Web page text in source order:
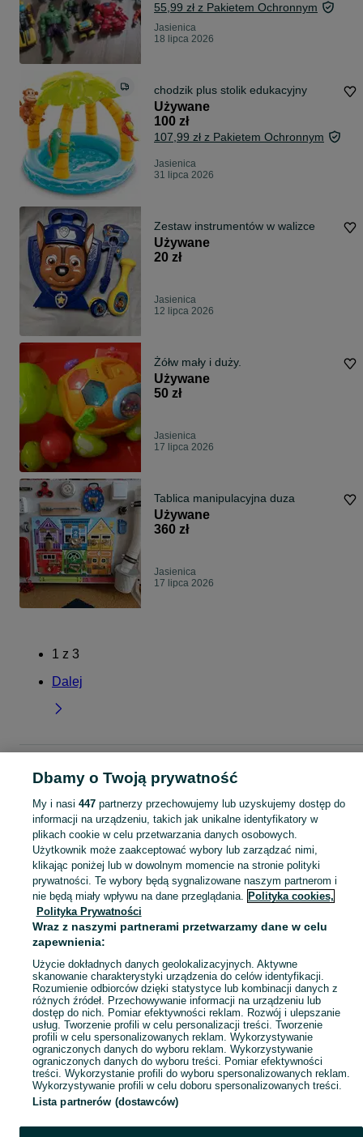
55,99 zł z Pakietem Ochronnym
Jasienica
18 lipca 2026
chodzik plus stolik edukacyjny
Używane
100 zł
107,99 zł z Pakietem Ochronnym
Jasienica
31 lipca 2026
Zestaw instrumentów w walizce
Używane
20 zł
Jasienica
12 lipca 2026
Żółw mały i duży.
Używane
50 zł
Jasienica
17 lipca 2026
Tablica manipulacyjna duza
Używane
360 zł
Jasienica
17 lipca 2026
1 z 3
Dalej
edukacyjne - Śląskie
Zabawki edukacyjne - Jasienica
KATEGORIA
domek ogrodowy dla dzieci,basen z kulkami,zabawki ogrodowe,zabawki
Zobacz
Mapa kategorii
Mapa miejscowości
Mapa ministron
Popularne wyszukiwania
Dbamy o Twoją prywatność
My i nasi 447partnerzy przechowujemy lub uzyskujemy dostęp do
informacji na urządzeniu, takich jak unikalne identyfikatory w
plikach cookie w celu przetwarzania danych osobowych.
Użytkownik może zaakceptować wybory lub zarządzać nimi,
klikając poniżej lub w dowolnym momencie na stronie polityki
prywatności. Te wybory będą sygnalizowane naszym partnerom i
nie będą miały wpływu na dane przeglądania. Polityka cookies,
Polityka Prywatności
Wraz z naszymi partnerami przetwarzamy dane w celu
zapewnienia:
Użycie dokładnych danych geolokalizacyjnych. Aktywne
skanowanie charakterystyki urządzenia do celów identyfikacji.
Rozumienie odbiorców dzięki statystyce lub kombinacji danych z
różnych źródeł. Przechowywanie informacji na urządzeniu lub
dostęp do nich. Pomiar efektywności reklam. Rozwój i ulepszanie
usług. Tworzenie profili w celu personalizacji treści. Tworzenie
profili w celu spersonalizowanych reklam. Wykorzystywanie
ograniczonych danych do wyboru reklam. Wykorzystywanie
ograniczonych danych do wyboru treści. Pomiar efektywności
treści. Wykorzystanie profili do wyboru spersonalizowanych reklam.
Wykorzystywanie profili w celu doboru spersonalizowanych treści.
Lista partnerów (dostawców)